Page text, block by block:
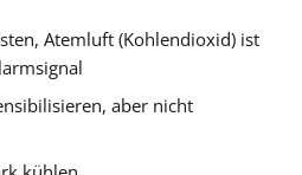
Atemluft (Kohlendioxid) ist
aber nicht